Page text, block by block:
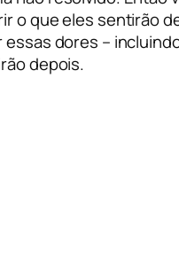
o que eles sentirão
essas dores –
depois.